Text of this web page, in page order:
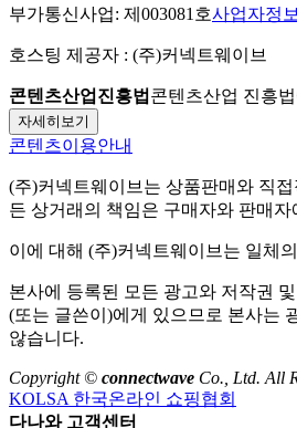
부가통신사업: 제003081호사업자정
호스팅 제공자 : (주)커넥트웨이브
콘텐츠산업진흥법 콘텐츠산업 진흥
자세히보기
콘텐츠이용안내
(주)커넥트웨이브 는 상품판매와 직
든 상거래의 책임은 구매자와 판매자
이에 대해 (주)커넥트웨이브 는 일체
본사에 등록된 모든 광고와 저작권
(또는 글쓴이)에게 있으므로 본사는
않습니다.
Copyright © connectwave Co., Ltd. All
KOLSA 한국온라인 쇼핑협회
다나와 고객센터